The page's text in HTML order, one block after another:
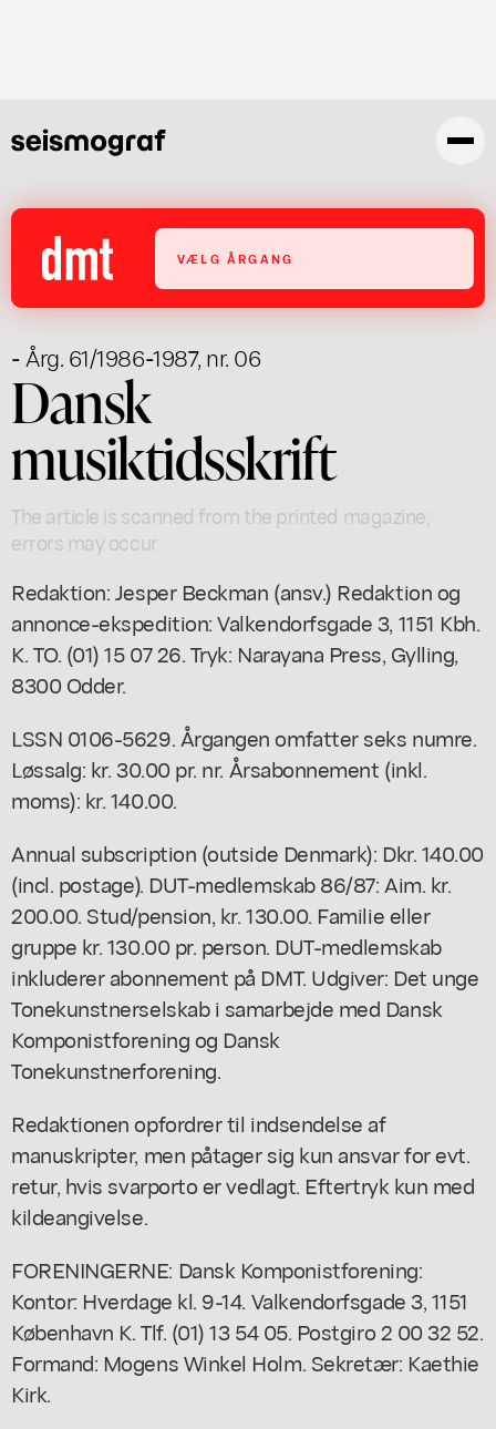
VÆLG ÅRGANG
- Årg. 61/1986-1987, nr. 06
Dansk
musiktidsskrift
The article is scanned from the printed magazine;
errors may occur
Redaktion: Jesper Beckman (ansv.) Redaktion og
annonce-ekspedition: Valkendorfsgade 3, 1151 Kbh.
K. TO. (01) 15 07 26. Tryk: Narayana Press, Gylling,
8300 Odder.
LSSN 0106-5629. Årgangen omfatter seks numre.
Løssalg: kr. 30.00 pr. nr. Årsabonnement (inkl.
moms): kr. 140.00.
Annual subscription (outside Denmark): Dkr. 140.00
(incl. postage). DUT-medlemskab 86/87: Aim. kr.
200.00. Stud/pension, kr. 130.00. Familie eller
gruppe kr. 130.00 pr. person. DUT-medlemskab
inkluderer abonnement på DMT. Udgiver: Det unge
Tonekunstnerselskab i samarbejde med Dansk
Komponistforening og Dansk
Tonekunstnerforening.
Redaktionen opfordrer til indsendelse af
manuskripter, men påtager sig kun ansvar for evt.
retur, hvis svarporto er vedlagt. Eftertryk kun med
kildeangivelse.
FORENINGERNE: Dansk Komponistforening:
Kontor: Hverdage kl. 9-14. Valkendorfsgade 3, 1151
København K. Tlf. (01) 13 54 05. Postgiro 2 00 32 52.
Formand: Mogens Winkel Holm. Sekretær: Kaethie
Kirk.